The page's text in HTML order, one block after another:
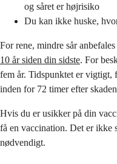
og såret er højrisiko
Du kan ikke huske,
For rene, mindre sår
10 år siden din sidste. For
fem år. Tidspunktet er vigtigt,
inden for 72 timer efter
Hvis du er usikker på din
få en vaccination. Det er ikke
nødvendigt.